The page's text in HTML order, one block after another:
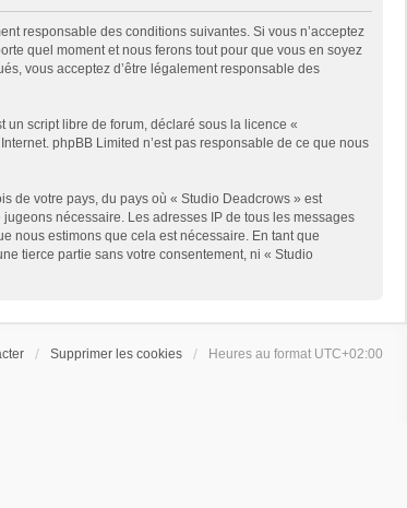
responsable des conditions suivantes. Si vous n’acceptez
quel moment et nous ferons tout pour que vous en soyez
vous acceptez d’être légalement responsable des
un script libre de forum, déclaré sous la licence «
phpBB Limited n’est pas responsable de ce que nous
de votre pays, du pays où « Studio Deadcrows » est
nécessaire. Les adresses IP de tous les messages
nous estimons que cela est nécessaire. En tant que
tierce partie sans votre consentement, ni « Studio
Supprimer les cookies Heures au format UTC+02:00